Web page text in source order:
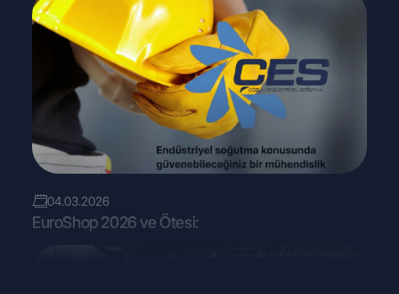
04.03.2026
EuroShop 2026 ve Ötesi: